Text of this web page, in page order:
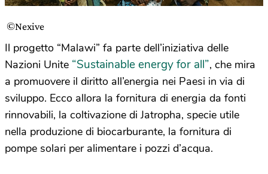
©Nexive
Il progetto “Malawi” fa parte dell’iniziativa delle
Nazioni Unite “Sustainable energy for all”, che mira
a promuovere il diritto all’energia nei Paesi in via di
sviluppo. Ecco allora la fornitura di energia da fonti
rinnovabili, la coltivazione di Jatropha, specie utile
nella produzione di biocarburante, la fornitura di
pompe solari per alimentare i pozzi d’acqua.